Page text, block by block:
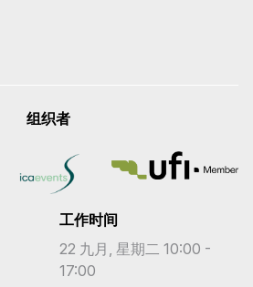
组织者
工作时间
22 九月, 星期二 10:00 -
17:00